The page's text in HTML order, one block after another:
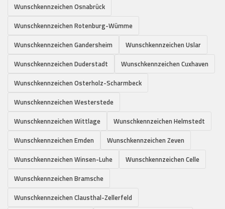
Wunschkennzeichen Osnabrück
Wunschkennzeichen Rotenburg-Wümme
Wunschkennzeichen Gandersheim
Wunschkennzeichen Uslar
Wunschkennzeichen Duderstadt
Wunschkennzeichen Cuxhaven
Wunschkennzeichen Osterholz-Scharmbeck
Wunschkennzeichen Westerstede
Wunschkennzeichen Wittlage
Wunschkennzeichen Helmstedt
Wunschkennzeichen Emden
Wunschkennzeichen Zeven
Wunschkennzeichen Winsen-Luhe
Wunschkennzeichen Celle
Wunschkennzeichen Bramsche
Wunschkennzeichen Clausthal-Zellerfeld